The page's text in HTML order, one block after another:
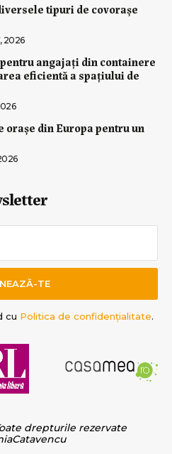
tipuri de covorașe
2026
angajați din containere
eficientă a spațiului de
orașe din Europa pentru un
TE
cu Politica de confidențialitate.
drepturile rezervate